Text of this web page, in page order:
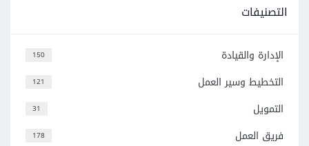
التصنيفات
150 الإدارة والقيادة
121 التخطيط وسير العمل
31 التمويل
178 فريق العمل